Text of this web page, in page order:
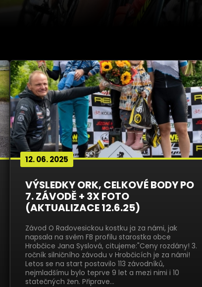
12. 06. 2025
VÝSLEDKY ORK, CELKOVÉ BODY PO
7. ZÁVODĚ + 3X FOTO
(AKTUALIZACE 12.6.25)
Závod O Radovesickou kostku ja za námi, jak
napsala na svém FB profilu starostka obce
Hrobčice Jana Syslová, citujeme:"Ceny rozdány! 3.
ročník silničního závodu v Hrobčicích je za námi!
Letos se na start postavilo 113 závodníků,
nejmladšímu bylo teprve 9 let a mezi nimi i 10
statečných žen. Připrave…